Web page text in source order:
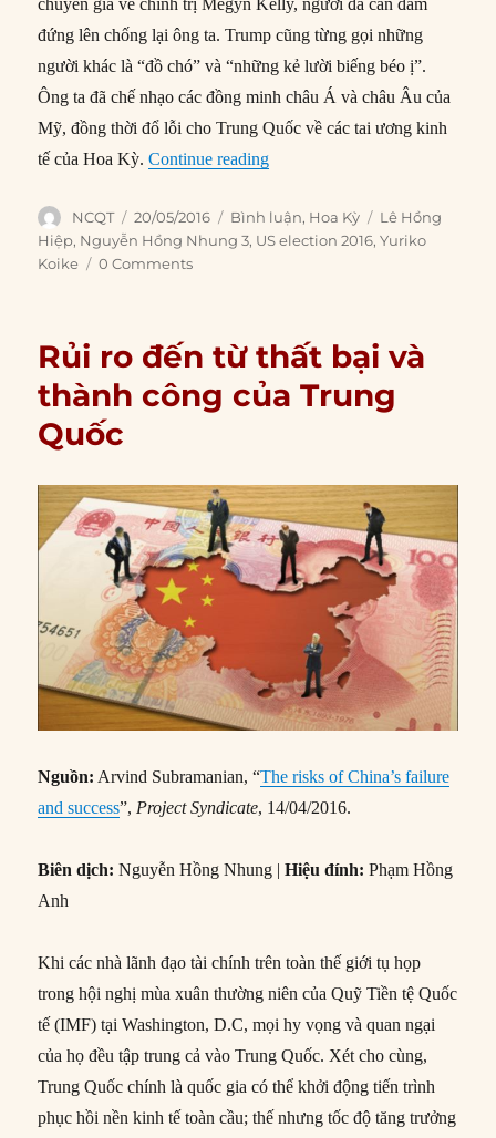
chuyên gia về chính trị Megyn Kelly, người đã can đảm
đứng lên chống lại ông ta. Trump cũng từng gọi những
người khác là “đồ chó” và “những kẻ lười biếng béo ị”.
Ông ta đã chế nhạo các đồng minh châu Á và châu Âu của
Mỹ, đồng thời đổ lỗi cho Trung Quốc về các tai ương kinh
tế của Hoa Kỳ.Continue reading“Chiến dịch ‘nước Mỹ trước
Author
NCQT
Posted
on
20/05/2016 Categories
Bình luận, Hoa Kỳ Tags
Lê Hồng
Hiệp, Nguyễn Hồng Nhung 3, US election 2016,Yuriko
Koike
0 Comments
Rủi ro đến từ thất bại và
thành công của Trung
Quốc
Nguồn: Arvind Subramanian, “The risks of China’s failure
and success”,Project Syndicate, 14/04/2016.
Biên dịch: Nguyễn Hồng Nhung |Hiệu đính: Phạm Hồng
Anh
Khi các nhà lãnh đạo tài chính trên toàn thế giới tụ họp
trong hội nghị mùa xuân thường niên của Quỹ Tiền tệ Quốc
tế (IMF) tại Washington, D.C, mọi hy vọng và quan ngại
của họ đều tập trung cả vào Trung Quốc. Xét cho cùng,
Trung Quốc chính là quốc gia có thể khởi động tiến trình
phục hồi nền kinh tế toàn cầu; thế nhưng tốc độ tăng trưởng